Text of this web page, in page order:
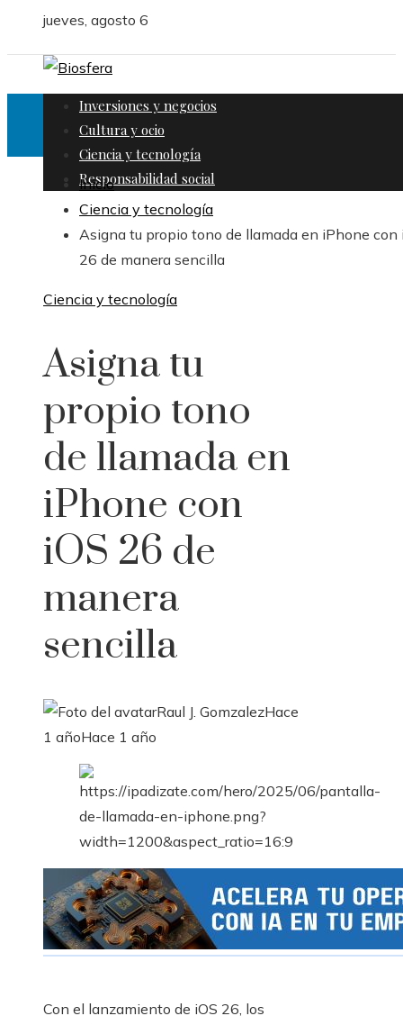
jueves, agosto 6
Inversiones y negocios
Cultura y ocio
Ciencia y tecnología
Responsabilidad social
Inicio
Ciencia y tecnología
Asigna tu propio tono de llamada en iPhone con
26 de manera sencilla
Ciencia y tecnología
Asigna tu
propio tono
de llamada en
iPhone con
iOS 26 de
manera
sencilla
Raul J. GomzalezHace
1 añoHace 1 año
Con el lanzamiento de iOS 26, los